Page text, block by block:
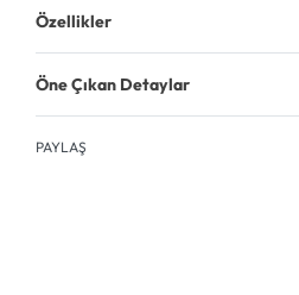
Özellikler
Öne Çıkan Detaylar
PAYLAŞ